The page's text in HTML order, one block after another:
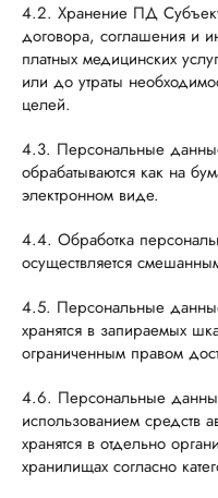
4.2. Хранение ПД
договора, соглашения и
платных медицинских
или до утраты
целей.
4.3. Персональные
обрабатываются как на
электронном виде.
4.4. Обработка
осуществляется
4.5. Персональные
хранятся в запираемых
ограниченным правом
4.6. Персональные
использованием средств
хранятся в отдельно
хранилищах согласно